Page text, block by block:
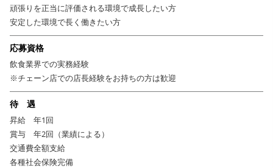
頑張りを正当に評価される環境で成長したい方
安定した環境で長く働きたい方
応募資格
飲食業界での実務経験
※チェーン店での店長経験をお持ちの方は歓迎
待 遇
昇給 年1回
賞与 年2回（業績による）
交通費全額支給
各種社会保険完備